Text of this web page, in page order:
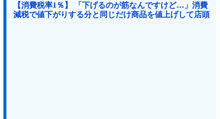
【消費税率1％】 「下げるのが筋なんですけど…」消費
減税で値下がりする分と同じだけ商品を値上げして店頭
価格を変えない店も